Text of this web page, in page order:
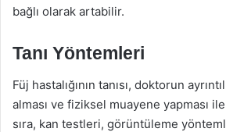
bağlı olarak artabilir.
Tanı Yöntemleri
Füj hastalığının tanısı, doktorun
alması ve fiziksel muayene yapması
sıra, kan testleri, görüntüleme